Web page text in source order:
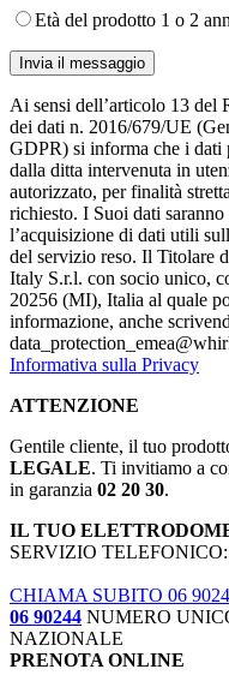
Età del prodotto 1 o 2
Ai sensi dell’articolo 13 del
dei dati n. 2016/679/UE
GDPR) si informa che i dati
dalla ditta intervenuta in
autorizzato, per finalità
richiesto. I S​uoi dati
l’acquisizione di dati utili
del servizio reso. Il Titolare
Italy S.r.l. con socio unico,
20256 (MI), Italia al quale
informazione, anche
Informativa sulla Privacy
ATTENZIONE
Gentile cliente, il tuo
LEGALE. Ti invitiamo a
in garanzia 02 20 30.
IL TUO
SERVIZIO
CHIAMA SUBITO 06
06 90244 NUMERO
NAZIONALE
PRENOTA ONLINE